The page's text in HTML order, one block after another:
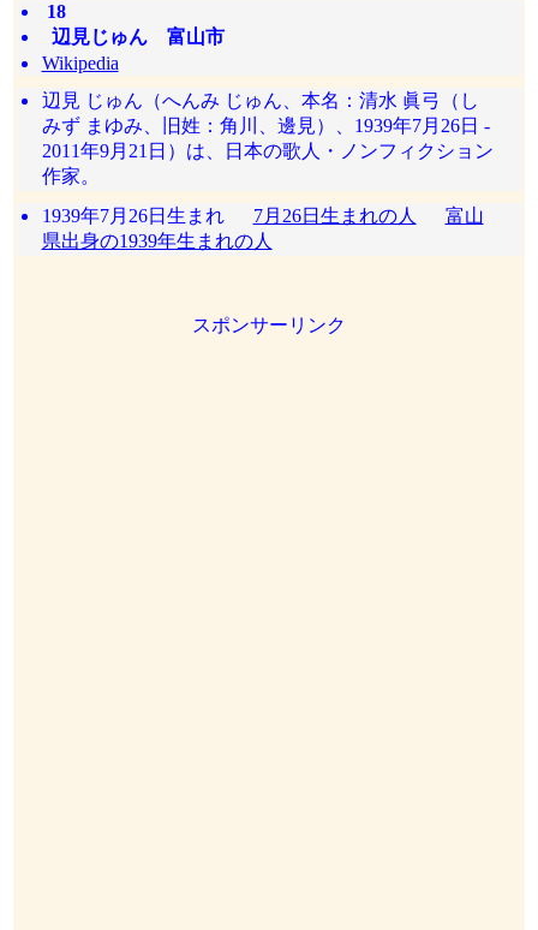
18
辺見じゅん 富山市
Wikipedia
辺見 じゅん（へんみ じゅん、本名：清水 眞弓（し
みず まゆみ、旧姓：角川、邊見）、1939年7月26日 -
2011年9月21日）は、日本の歌人・ノンフィクション
作家。
1939年7月26日生まれ 7月26日生まれの人
富山
県出身の1939年生まれの人
スポンサーリンク